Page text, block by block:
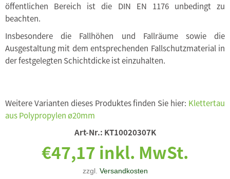
öffentlichen Bereich ist die DIN EN 1176 unbedingt zu
beachten.
Insbesondere die Fallhöhen und Fallräume sowie die
Ausgestaltung mit dem entsprechenden Fallschutzmaterial in
der festgelegten Schichtdicke ist einzuhalten.
Weitere Varianten dieses Produktes finden Sie hier: Klettertau
aus Polypropylen ø20mm
Art-Nr.: KT10020307K
€47,17 inkl. MwSt.
zzgl. Versandkosten